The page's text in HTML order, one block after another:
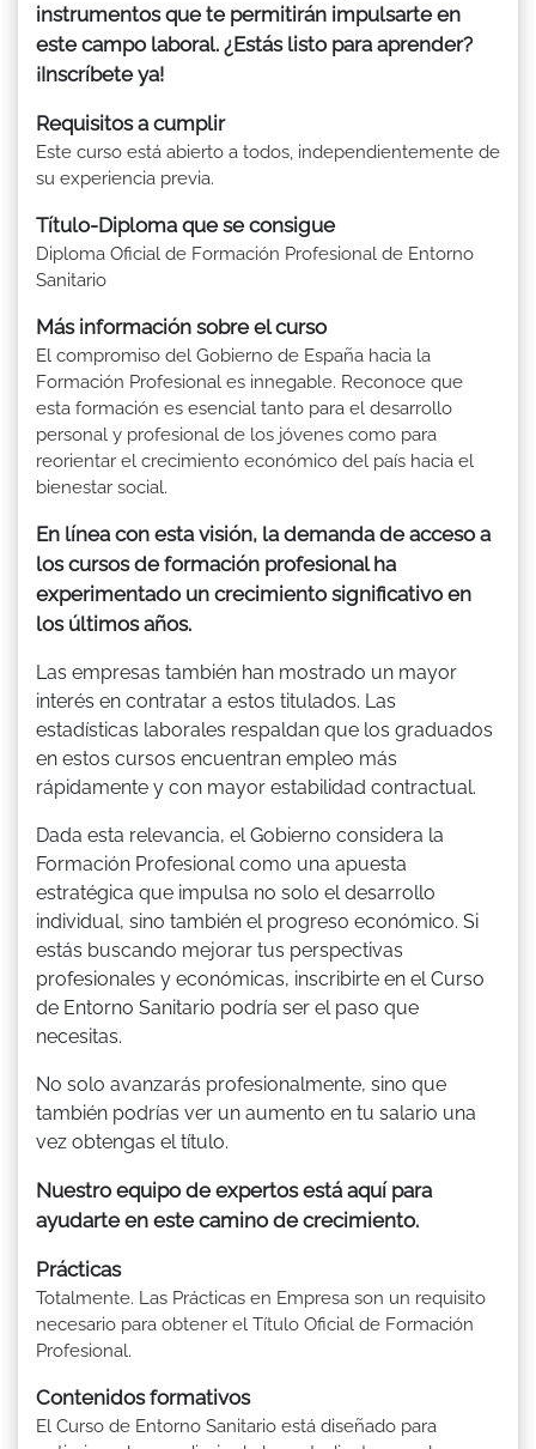
instrumentos que te permitirán impulsarte en
este campo laboral. ¿Estás listo para aprender?
¡Inscríbete ya!
Requisitos a cumplir
Este curso está abierto a todos, independientemente de
su experiencia previa.
Título-Diploma que se consigue
Diploma Oficial de Formación Profesional de Entorno
Sanitario
Más información sobre el curso
El compromiso del Gobierno de España hacia la
Formación Profesional es innegable. Reconoce que
esta formación es esencial tanto para el desarrollo
personal y profesional de los jóvenes como para
reorientar el crecimiento económico del país hacia el
bienestar social.
En línea con esta visión, la demanda de acceso a
los cursos de formación profesional ha
experimentado un crecimiento significativo en
los últimos años.
Las empresas también han mostrado un mayor
interés en contratar a estos titulados. Las
estadísticas laborales respaldan que los graduados
en estos cursos encuentran empleo más
rápidamente y con mayor estabilidad contractual.
Dada esta relevancia, el Gobierno considera la
Formación Profesional como una apuesta
estratégica que impulsa no solo el desarrollo
individual, sino también el progreso económico. Si
estás buscando mejorar tus perspectivas
profesionales y económicas, inscribirte en el Curso
de Entorno Sanitario podría ser el paso que
necesitas.
No solo avanzarás profesionalmente, sino que
también podrías ver un aumento en tu salario una
vez obtengas el título.
Nuestro equipo de expertos está aquí para
ayudarte en este camino de crecimiento.
Prácticas
Totalmente. Las Prácticas en Empresa son un requisito
necesario para obtener el Título Oficial de Formación
Profesional.
Contenidos formativos
El Curso de Entorno Sanitario está diseñado para